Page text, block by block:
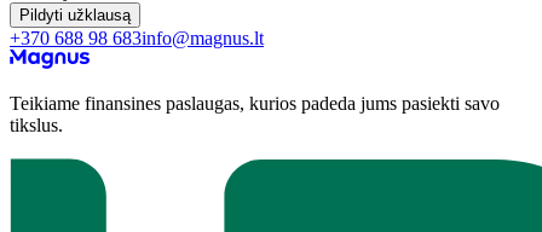
Pildyti užklausą
+370 688 98 683info@magnus.lt
Teikiame finansines paslaugas, kurios padeda jums pasiekti savo
tikslus.